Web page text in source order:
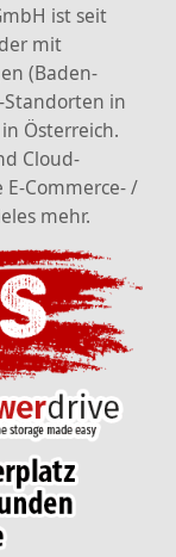
ist seit
mit
(Baden-
in
Österreich.
Cloud-
Commerce- /
mehr.